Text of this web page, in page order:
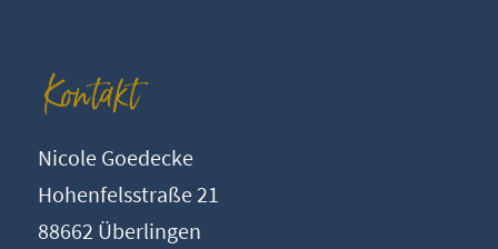
Kontakt
Nicole Goedecke
Hohenfelsstraße 21
88662 Überlingen